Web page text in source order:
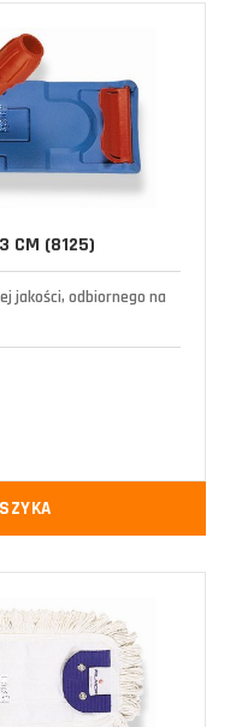
CM (8125)
jakości, odbiornego na